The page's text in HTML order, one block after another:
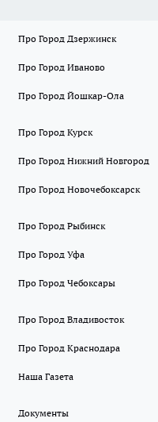
Про Город Дзержинск
Про Город Иваново
Про Город Йошкар-Ола
Про Город Курск
Про Город Нижний Новгород
Про Город Новочебоксарск
Про Город Рыбинск
Про Город Уфа
Про Город Чебоксары
Про Город Владивосток
Про Город Краснодара
Наша Газета
Документы